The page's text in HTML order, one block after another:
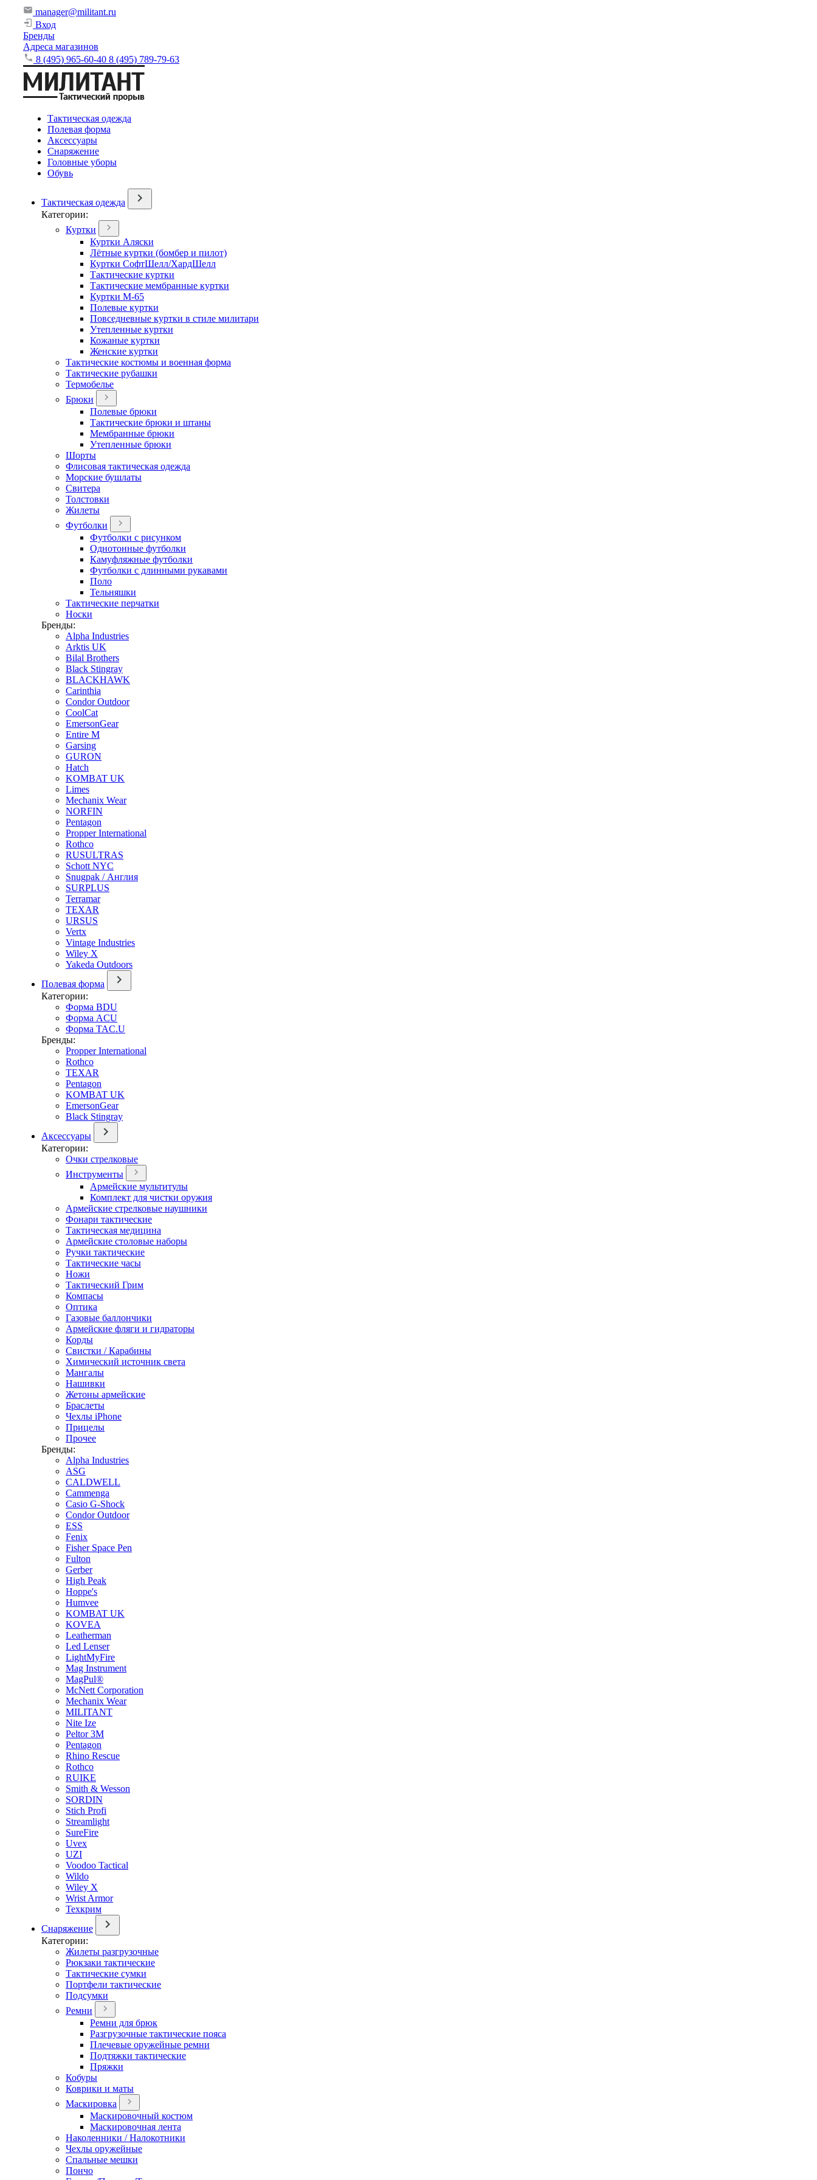
manager@militant.ru
Вход
Бренды
Адреса магазинов
8 (495) 965-60-40 8 (495) 789-79-63
Тактическая одежда
Полевая форма
Аксессуары
Снаряжение
Головные уборы
Обувь
Тактическая одежда
Категории:
Куртки
Куртки Аляски
Лётные куртки (бомбер и пилот)
Куртки СофтШелл/ХардШелл
Тактические куртки
Тактические мембранные куртки
Куртки М-65
Полевые куртки
Повседневные куртки в стиле милитари
Утепленные куртки
Кожаные куртки
Женские куртки
Тактические костюмы и военная форма
Тактические рубашки
Термобелье
Брюки
Полевые брюки
Тактические брюки и штаны
Мембранные брюки
Утепленные брюки
Шорты
Флисовая тактическая одежда
Морские бушлаты
Свитера
Толстовки
Жилеты
Футболки
Футболки с рисунком
Однотонные футболки
Камуфляжные футболки
Футболки с длинными рукавами
Поло
Тельняшки
Тактические перчатки
Носки
Бренды:
Alpha Industries
Arktis UK
Bilal Brothers
Black Stingray
BLACKHAWK
Carinthia
Condor Outdoor
CoolCat
EmersonGear
Entire M
Garsing
GURON
Hatch
KOMBAT UK
Limes
Mechanix Wear
NORFIN
Pentagon
Propper International
Rothco
RUSULTRAS
Schott NYC
Snugpak / Англия
SURPLUS
Terramar
TEXAR
URSUS
Vertx
Vintage Industries
Wiley X
Yakeda Outdoors
Полевая форма
Категории:
Форма BDU
Форма ACU
Форма TAC.U
Бренды:
Propper International
Rothco
TEXAR
Pentagon
KOMBAT UK
EmersonGear
Black Stingray
Аксессуары
Категории:
Очки стрелковые
Инструменты
Армейские мультитулы
Комплект для чистки оружия
Армейские стрелковые наушники
Фонари тактические
Тактическая медицина
Армейские столовые наборы
Ручки тактические
Тактические часы
Ножи
Тактический Грим
Компасы
Оптика
Газовые баллончики
Армейские фляги и гидраторы
Корды
Свистки / Карабины
Химический источник света
Мангалы
Нашивки
Жетоны армейские
Браслеты
Чехлы iPhone
Прицелы
Прочее
Бренды:
Alpha Industries
ASG
CALDWELL
Cammenga
Casio G-Shock
Condor Outdoor
ESS
Fenix
Fisher Space Pen
Fulton
Gerber
High Peak
Hoppe's
Humvee
KOMBAT UK
KOVEA
Leatherman
Led Lenser
LightMyFire
Mag Instrument
MagPul®
McNett Corporation
Mechanix Wear
MILITANT
Nite Ize
Peltor 3M
Pentagon
Rhino Rescue
Rothco
RUIKE
Smith & Wesson
SORDIN
Stich Profi
Streamlight
SureFire
Uvex
UZI
Voodoo Tactical
Wildo
Wiley X
Wrist Armor
Техкрим
Снаряжение
Категории:
Жилеты разгрузочные
Рюкзаки тактические
Тактические сумки
Портфели тактические
Подсумки
Ремни
Ремни для брюк
Разгрузочные тактические пояса
Плечевые оружейные ремни
Подтяжки тактические
Пряжки
Кобуры
Коврики и маты
Маскировка
Маскировочный костюм
Маскировочная лента
Наколенники / Налокотники
Чехлы оружейные
Спальные мешки
Пончо